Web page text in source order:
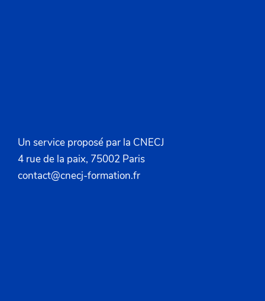
Un service proposé par la CNECJ
4 rue de la paix, 75002 Paris
contact@cnecj-formation.fr